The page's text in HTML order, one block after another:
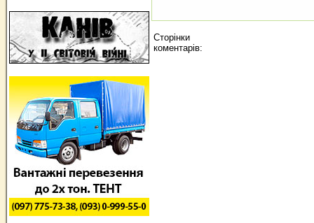
Сторінки
коментарів: